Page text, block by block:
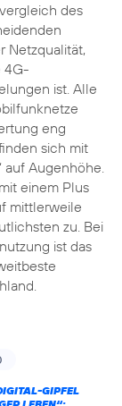
des
Netzqualität,
4G-
ist. Alle
eng
sich mit
auf Augenhöhe.
einem Plus
mittlerweile
zu. Bei
ist das
GIPFEL